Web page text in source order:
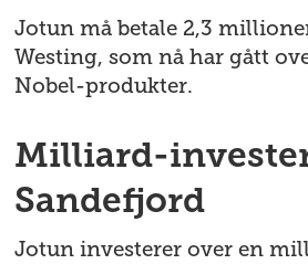
Jotun må betale 2,3
Westing, som nå har gått
Nobel-produkter.
Milliard-
Sandefjord
Jotun investerer over en